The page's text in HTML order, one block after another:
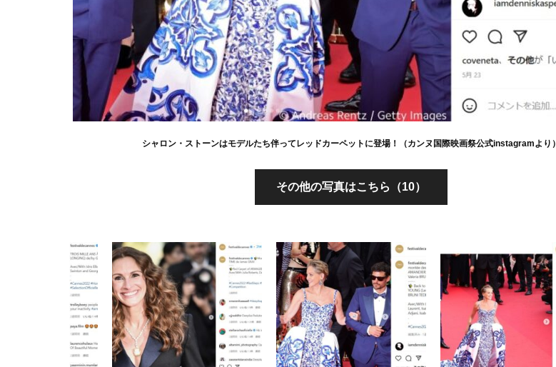
シャロン・ストーンはモデルたち伴ってレッドカーペットに登場！（カンヌ国際映画祭公式instagramより）
その他の写真はこちら（10）